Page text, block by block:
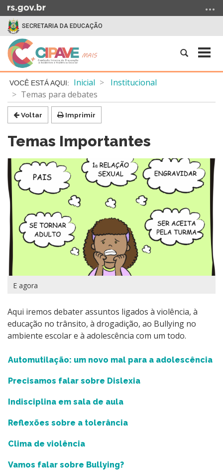
para
conteúdo
para
para
busca
SECRETARIA DA EDUCAÇÃO
Abrir
Início
conteúdo
Inicial
Institucional
Temas para debates
Voltar Imprimir
Temas Importantes
E agora
Aqui iremos debater assuntos ligados à violência, à
educação no trânsito, à drogadição, ao Bullying no
ambiente escolar e à adolescência com um todo.
Automutilação: um novo mal para a adolescência
Precisamos falar sobre Dislexia
Indisciplina em sala de aula
Reflexões sobre a tolerância
Clima de violência
Vamos falar sobre Bullying?